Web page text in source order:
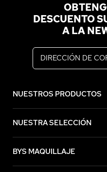
DESCUENTO
A LA
NUESTROS PRODUCTOS
NUESTRA SELECCIÓN
BYS MAQUILLAJE